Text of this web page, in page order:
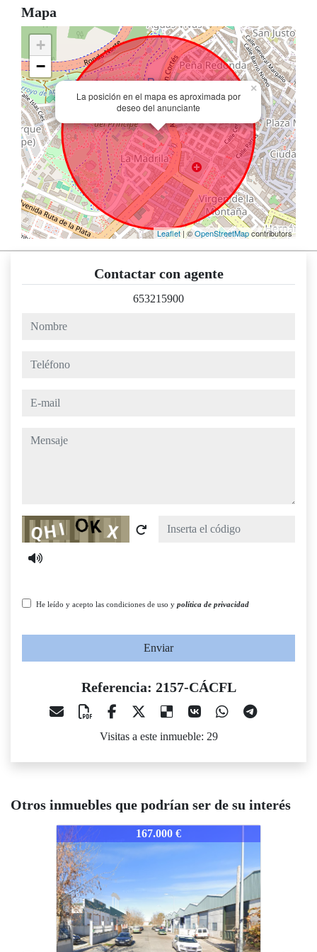
Mapa
La posición en el mapa es aproximada por
deseo del anunciante
×
+
−
Leaflet| ©OpenStreetMapcontributors
Contactar con agente
653215900
nombre
teléfono
e-mail
mensaje
Captcha
He leído y acepto las condiciones de uso y política de privacidad
Enviar
Referencia: 2157-CÁCFL
Visitas a este inmueble: 29
Otros inmuebles que podrían ser de su interés
CÁCFL167.000 €
2157-CÁCFL 162.100 €